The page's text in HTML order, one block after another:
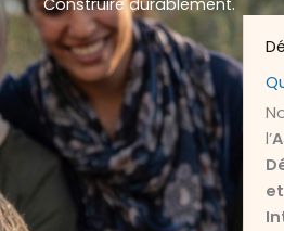
Construire durablement.
l’